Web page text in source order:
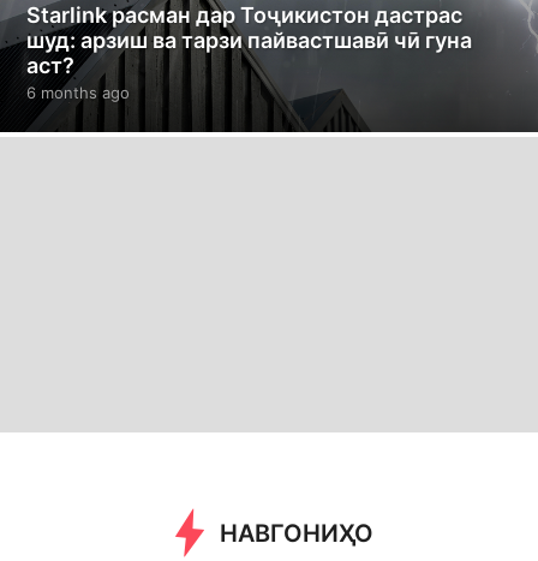
Starlink расман дар Тоҷикистон дастрас
шуд: арзиш ва тарзи пайвастшавӣ чӣ гуна
аст?
6 months ago
o
НАВГОНИҲО